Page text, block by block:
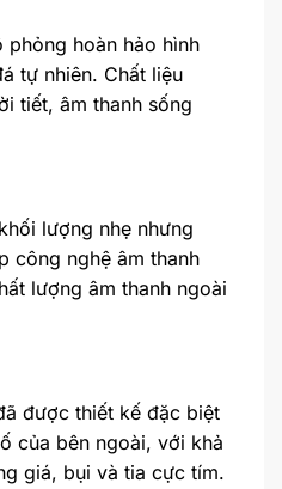
hoàn hảo hình
tự nhiên. Chất liệu
tiết, âm thanh sống
lượng nhẹ nhưng
công nghệ âm thanh
lượng âm thanh ngoài
được thiết kế đặc biệt
của bên ngoài, với khả
giá, bụi và tia cực tím.